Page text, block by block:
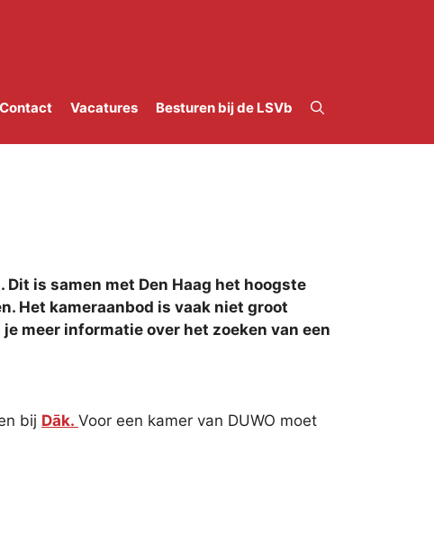
Contact Vacatures Besturen bij de LSVb
is samen met Den Haag het hoogste
Het kameraanbod is vaak niet groot
meer informatie over het zoeken van een
bij Dāk. Voor een kamer van DUWO moet